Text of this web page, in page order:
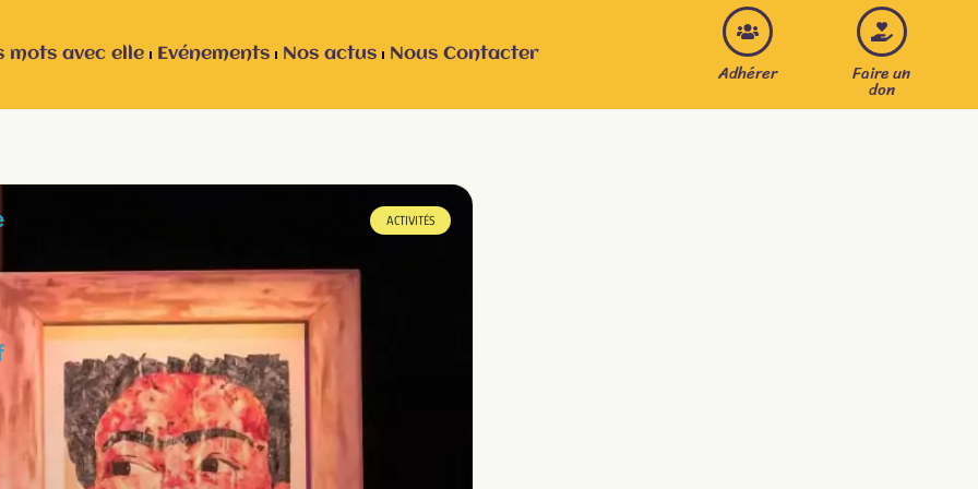
mots avec elle Evénements Nos actus Nous Contacter
Adhérer Faire un
don
ACTIVITÉS